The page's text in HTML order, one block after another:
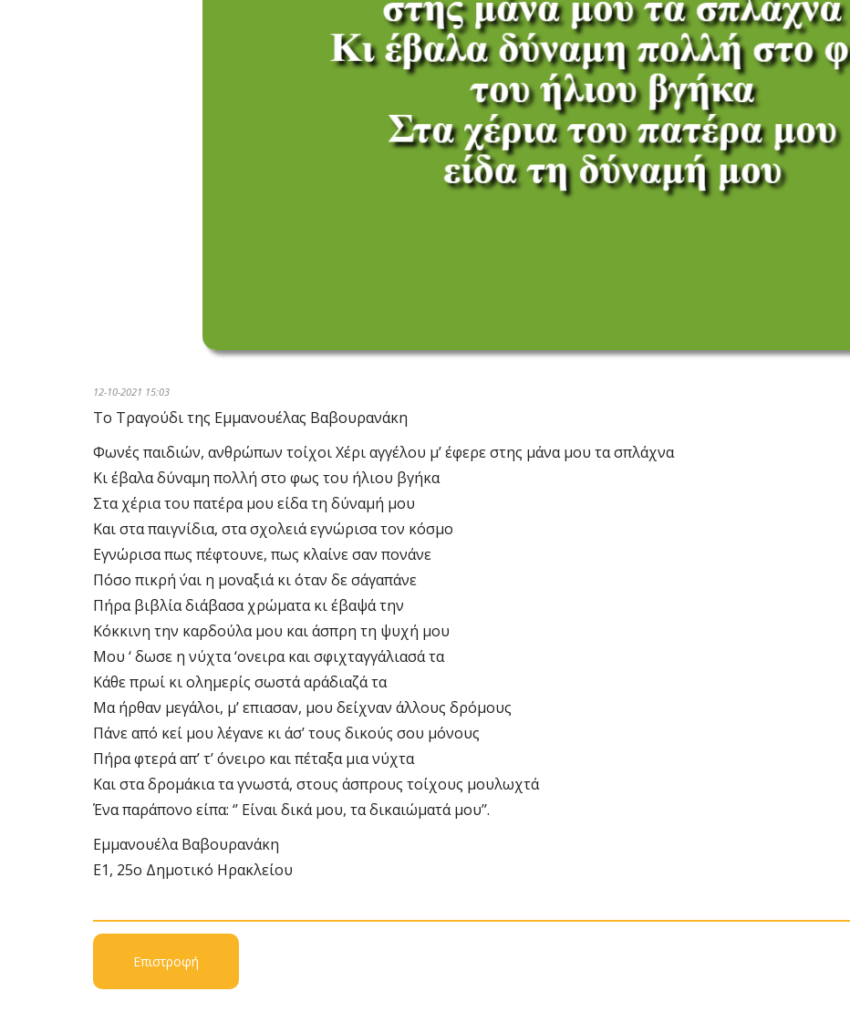
12-10-2021 15:03
Το Τραγούδι της Εμμανουέλας Βαβουρανάκη
Φωνές παιδιών, ανθρώπων τοίχοι Χέρι αγγέλου μ’ έφερε στης μάνα μου τα σπλάχνα
Κι έβαλα δύναμη πολλή στο φως του ήλιου βγήκα
Στα χέρια του πατέρα μου είδα τη δύναμή μου
Και στα παιγνίδια, στα σχολειά εγνώρισα τον κόσμο
Εγνώρισα πως πέφτουνε, πως κλαίνε σαν πονάνε
Πόσο πικρή ΄ναι η μοναξιά κι όταν δε σ΄αγαπάνε
Πήρα βιβλία διάβασα χρώματα κι έβαψά την
Κόκκινη την καρδούλα μου και άσπρη τη ψυχή μου
Μου ‘ δωσε η νύχτα ‘ονειρα και σφιχταγγάλιασά τα
Κάθε πρωί κι ολημερίς σωστά αράδιαζά τα
Μα ήρθαν μεγάλοι, μ’ επιασαν, μου δείχναν άλλους δρόμους
Πάνε από κεί μου λέγανε κι άσ’ τους δικούς σου μόνους
Πήρα φτερά απ’ τ’ όνειρο και πέταξα μια νύχτα
Και στα δρομάκια τα γνωστά, στους άσπρους τοίχους μουλωχτά
Ένα παράπονο είπα: ‘’ Είναι δικά μου, τα δικαιώματά μου’’.
Εμμανουέλα Βαβουρανάκη
Ε1, 25ο Δημοτικό Ηρακλείου
Επιστροφή